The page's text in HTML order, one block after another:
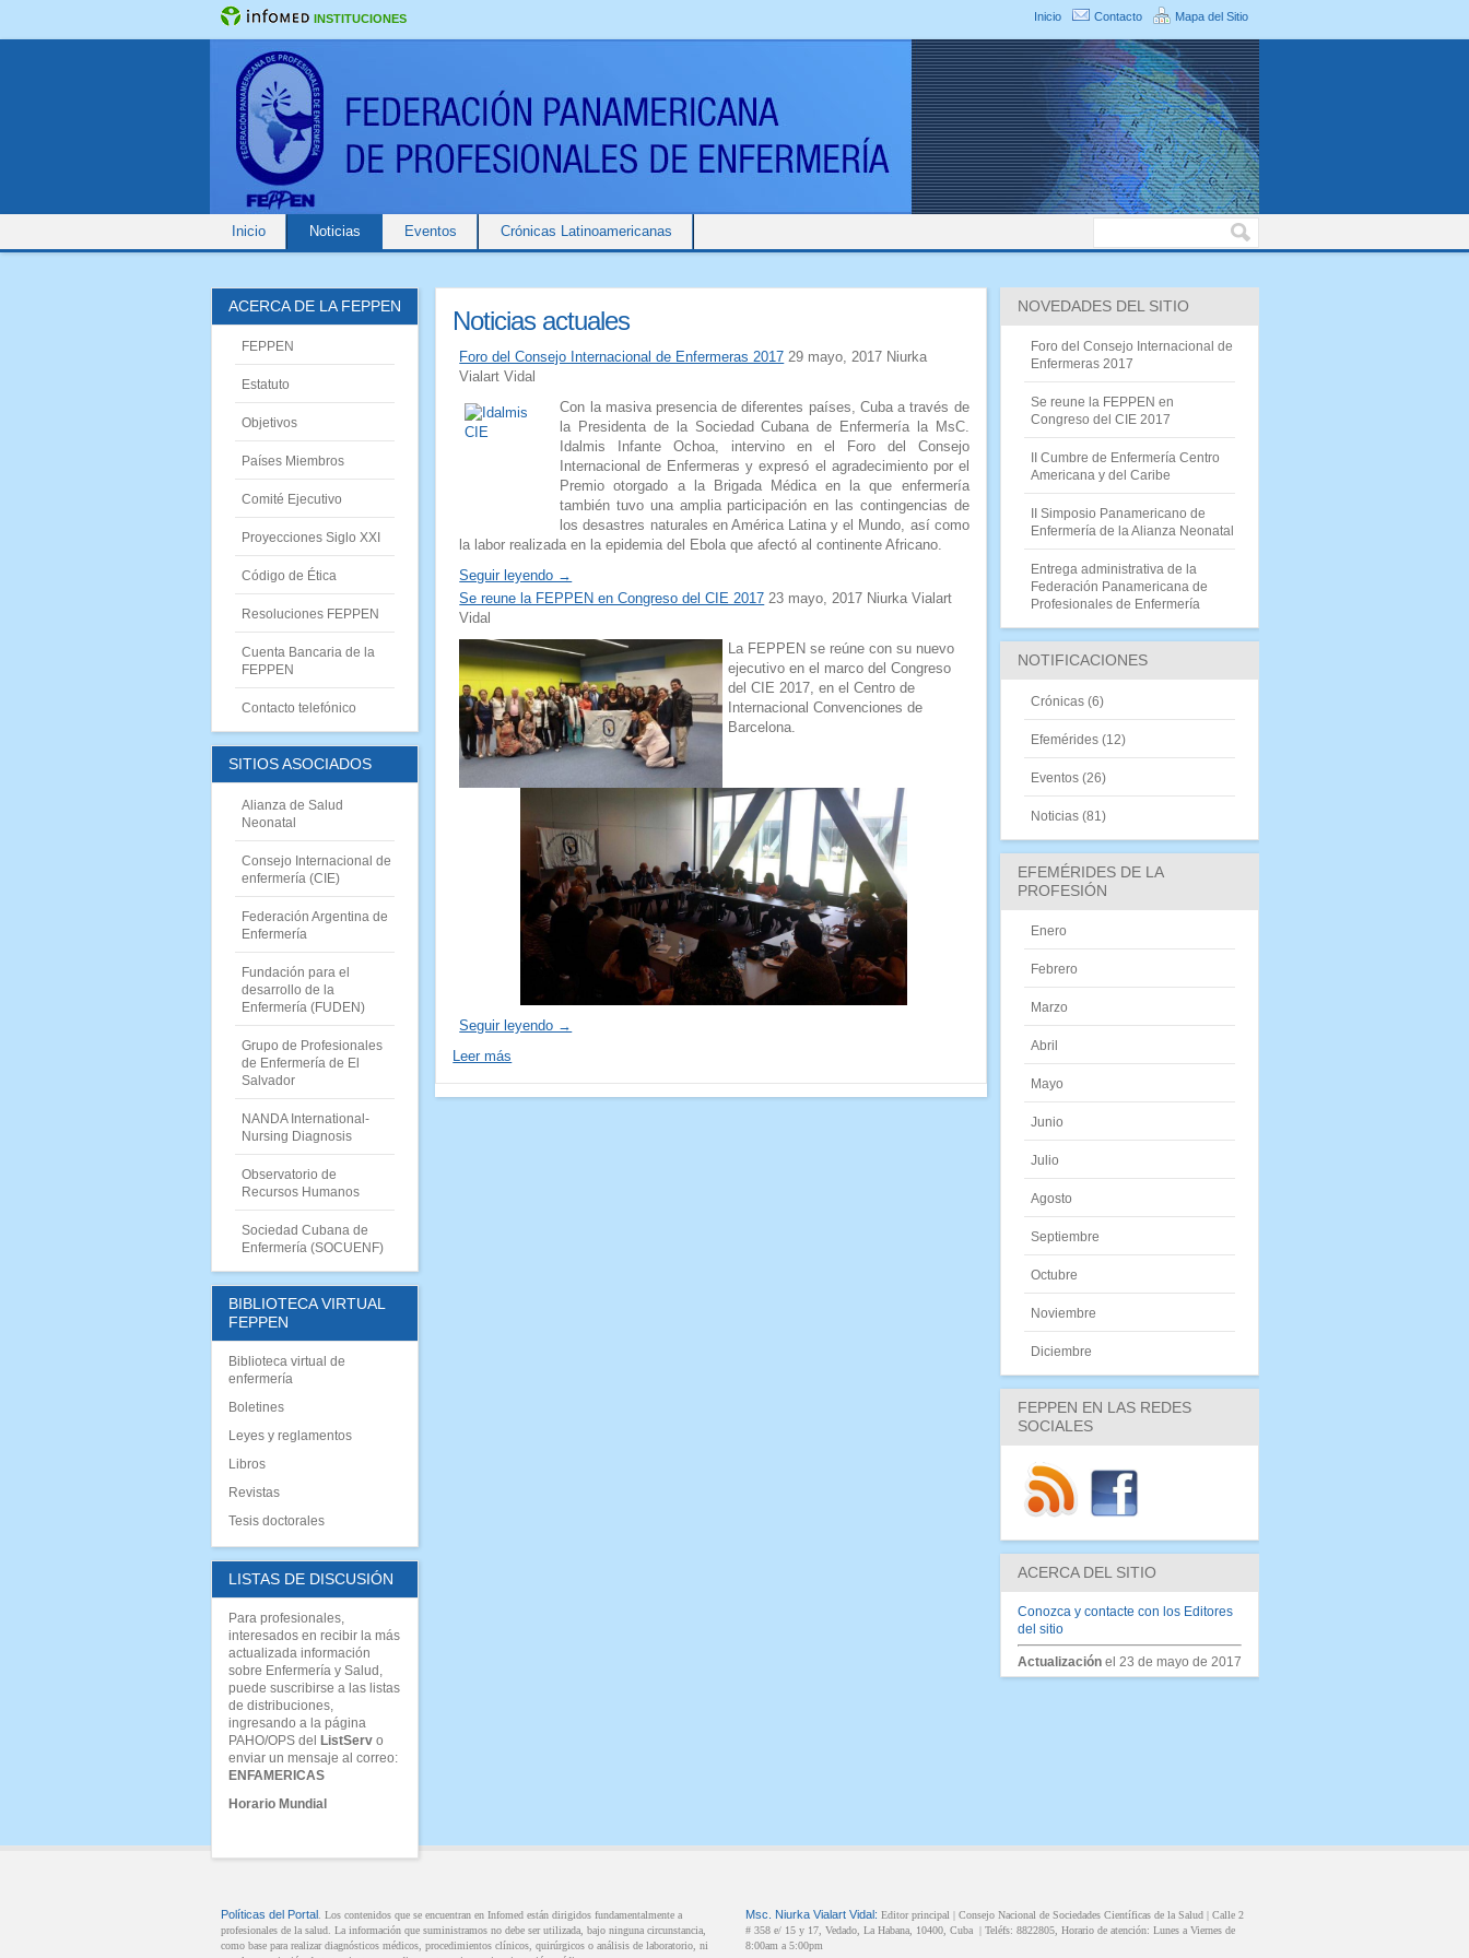
INSTITUCIONES Inicio Contacto Mapa del Sitio
Inicio Noticias Eventos Crónicas Latinoamericanas
Noticias actuales
Foro del Consejo Internacional de Enfermeras 2017 29 mayo, 2017 Niurka
Vialart Vidal
Con la masiva presencia de diferentes países, Cuba a través de
la Presidenta de la Sociedad Cubana de Enfermería la MsC.
Idalmis Infante Ochoa, intervino en el Foro del Consejo
Internacional de Enfermeras y expresó el agradecimiento por el
Premio otorgado a la Brigada Médica en la que enfermería
también tuvo una amplia participación en las contingencias de
los desastres naturales en América Latina y el Mundo, así como
la labor realizada en la epidemia del Ebola que afectó al continente Africano.
Seguir leyendo →
Se reune la FEPPEN en Congreso del CIE 2017 23 mayo, 2017 Niurka Vialart
Vidal
La FEPPEN se reúne con su nuevo
ejecutivo en el marco del Congreso
del CIE 2017, en el Centro de
Internacional Convenciones de
Barcelona.
Seguir leyendo →
Leer más
ACERCA DE LA FEPPEN
FEPPEN
Estatuto
Objetivos
Países Miembros
Comité Ejecutivo
Proyecciones Siglo XXI
Código de Ética
Resoluciones FEPPEN
Cuenta Bancaria de la
FEPPEN
Contacto telefónico
SITIOS ASOCIADOS
Alianza de Salud
Neonatal
Consejo Internacional de
enfermería (CIE)
Federación Argentina de
Enfermería
Fundación para el
desarrollo de la
Enfermería (FUDEN)
Grupo de Profesionales
de Enfermería de El
Salvador
NANDA International-
Nursing Diagnosis
Observatorio de
Recursos Humanos
Sociedad Cubana de
Enfermería (SOCUENF)
BIBLIOTECA VIRTUAL
FEPPEN
Biblioteca virtual de
enfermería
Boletines
Leyes y reglamentos
Libros
Revistas
Tesis doctorales
LISTAS DE DISCUSIÓN
Para profesionales,
interesados en recibir la más
actualizada información
sobre Enfermería y Salud,
puede suscribirse a las listas
de distribuciones,
ingresando a la página
PAHO/OPS del ListServ o
enviar un mensaje al correo:
ENFAMERICAS
Horario Mundial
NOVEDADES DEL SITIO
Foro del Consejo Internacional de
Enfermeras 2017
Se reune la FEPPEN en
Congreso del CIE 2017
II Cumbre de Enfermería Centro
Americana y del Caribe
II Simposio Panamericano de
Enfermería de la Alianza Neonatal
Entrega administrativa de la
Federación Panamericana de
Profesionales de Enfermería
NOTIFICACIONES
Crónicas(6)
Efemérides(12)
Eventos(26)
Noticias(81)
EFEMÉRIDES DE LA
PROFESIÓN
Enero
Febrero
Marzo
Abril
Mayo
Junio
Julio
Agosto
Septiembre
Octubre
Noviembre
Diciembre
FEPPEN EN LAS REDES
SOCIALES
ACERCA DEL SITIO
Conozca y contacte con los Editores
del sitio
Actualizaciónel 23 de mayo de 2017
Políticas del Portal . Los contenidos que se encuentran en Infomed están dirigidos fundamentalmente a
profesionales de la salud. La información que suministramos no debe ser utilizada, bajo ninguna circunstancia,
como base para realizar diagnósticos médicos, procedimientos clínicos, quirúrgicos o análisis de laboratorio, ni
Msc. Niurka Vialart Vidal: Editor principal | Consejo Nacional de Sociedades Científicas de la Salud | Calle 2
# 358 e/ 15 y 17, Vedado, La Habana, 10400, Cuba | Teléfs: 8822805, Horario de atención: Lunes a Viernes de
8:00am a 5:00pm